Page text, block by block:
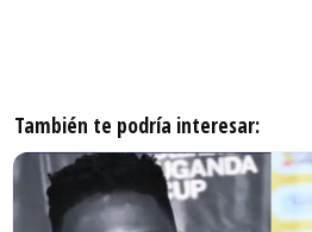
También te podría interesar: